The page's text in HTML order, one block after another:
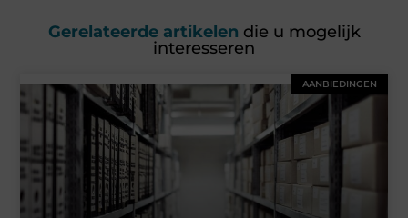
Gerelateerde artikelen die u mogelijk
interesseren
AANBIEDINGEN